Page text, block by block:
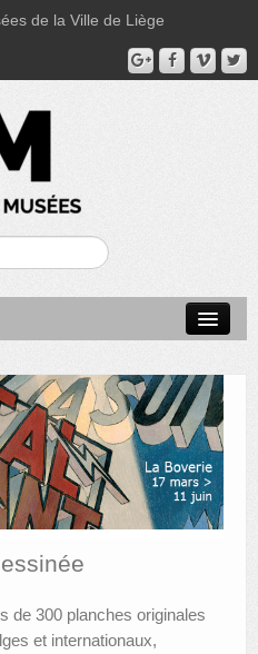
de la Ville de Liège
de 300 planches originales
et internationaux,